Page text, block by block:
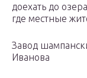
доехать до
где местные
Завод
Иванова